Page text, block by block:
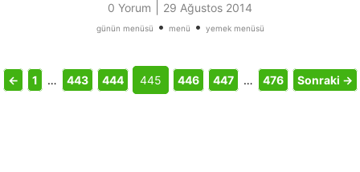
0 Yorum 29 Ağustos 2014
günün menüsü • menü • yemek menüsü
← 1 … 443 444 445 446 447 … 476 Sonraki →